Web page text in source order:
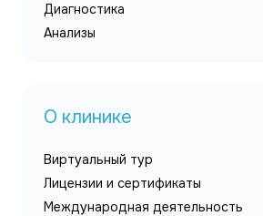
Диагностика
Анализы
О клинике
Виртуальный тур
Лицензии и сертификаты
Международная деятельность